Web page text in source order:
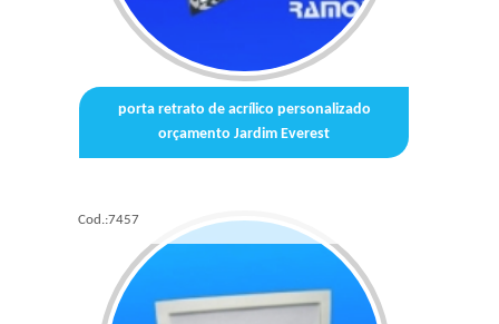
porta retrato de acrílico personalizado
orçamento Jardim Everest
Cod.:7457